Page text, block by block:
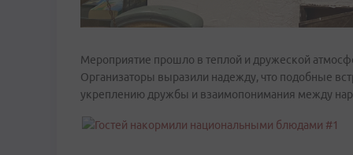
Мероприятие прошло в теплой и дружеской
Организаторы выразили надежду, что подобные
укреплению дружбы и взаимопонимания между